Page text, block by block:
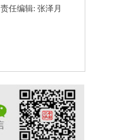
责任编辑: 张泽月